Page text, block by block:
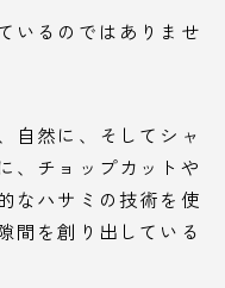
いるのではありませ
自然に、そしてシャ
、チョップカットや
なハサミの技術を使
間を創り出している